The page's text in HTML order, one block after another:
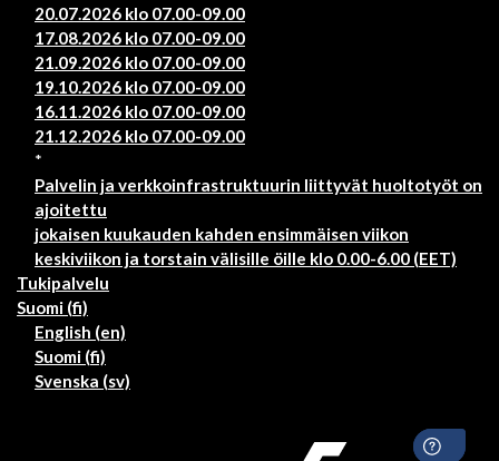
20.07.2026 klo 07.00-09.00
17.08.2026 klo 07.00-09.00
21.09.2026 klo 07.00-09.00
19.10.2026 klo 07.00-09.00
16.11.2026 klo 07.00-09.00
21.12.2026 klo 07.00-09.00
*
Palvelin ja verkkoinfrastruktuurin liittyvät huoltotyöt on
ajoitettu
jokaisen kuukauden kahden ensimmäisen viikon
keskiviikon ja torstain välisille öille klo 0.00-6.00 (EET)
Tukipalvelu
Suomi ‎(fi)‎
English ‎(en)‎
Suomi ‎(fi)‎
Svenska ‎(sv)‎